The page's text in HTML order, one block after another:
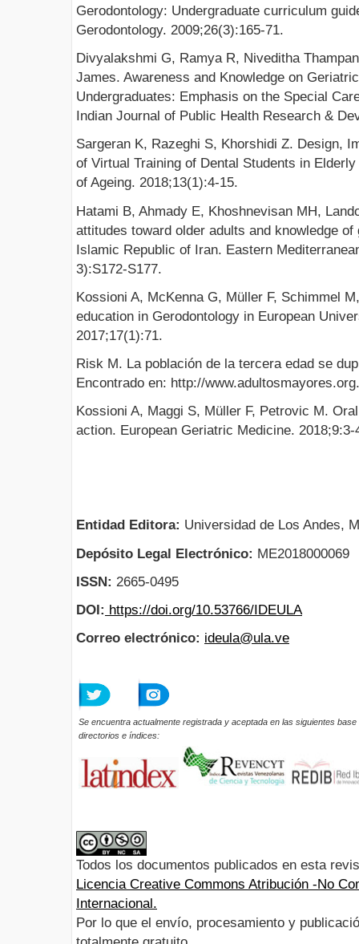
Gerodontology: Undergraduate curriculum
Gerodontology. 2009;26(3):165-71.
Divyalakshmi G, Ramya R, Niveditha
James. Awareness and Knowledge on
Undergraduates: Emphasis on the Special
Indian Journal of Public Health Research &
Sargeran K, Razeghi S, Khorshidi Z. Design,
of Virtual Training of Dental Students in
of Ageing. 2018;13(1):4-15.
Hatami B, Ahmady E, Khoshnevisan MH,
attitudes toward older adults and knowledge
Islamic Republic of Iran. Eastern
3):S172-S177.
Kossioni A, McKenna G, Müller F, Schimmel
education in Gerodontology in European
2017;17(1):71.
Risk M. La población de la tercera edad se
Encontrado en: http://
Kossioni A, Maggi S, Müller F, Petrovic M.
action. European Geriatric Medicine. 2018;9:3-
Entidad Editora: Universidad de Los Andes,
Depósito Legal Electrónico: ME2018000069
ISSN: 2665-0495
DOI: https://doi.org/10.53766/IDEULA
Correo electrónico: ideula@ula.ve
Se encuentra actualmente registrada y aceptada en las siguientes base
directorios e índices:
Todos los documentos publicados en esta
Licencia Creative Commons Atribución -No
Internacional.
Por lo que el envío, procesamiento y